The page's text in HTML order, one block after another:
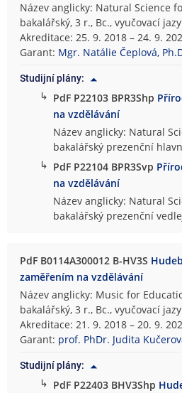
Název anglicky: Natural Science
bakalářský, 3 r., Bc., vyučovací
Akreditace: 25. 9. 2018 – 24. 9.
Garant: Mgr. Natálie Čeplová,
Studijní plány:
↳ PdF P22103 BPR3Shp
na vzdělávání
Název anglicky: Natural
bakalářský prezenční
↳ PdF P22104 BPR3Svp
na vzdělávání
Název anglicky: Natural
bakalářský prezenční
PdF B0114A300012 B-HV3S
zaměřením na vzdělávání
Název anglicky: Music for
bakalářský, 3 r., Bc., vyučovací
Akreditace: 21. 9. 2018 – 20. 9.
Garant: prof. PhDr. Judita
Studijní plány:
↳ PdF P22403 BHV3Shp